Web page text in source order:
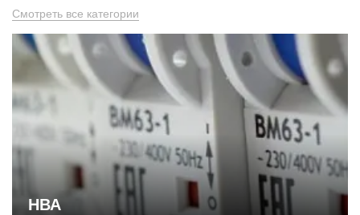
Смотреть все категории
НВА